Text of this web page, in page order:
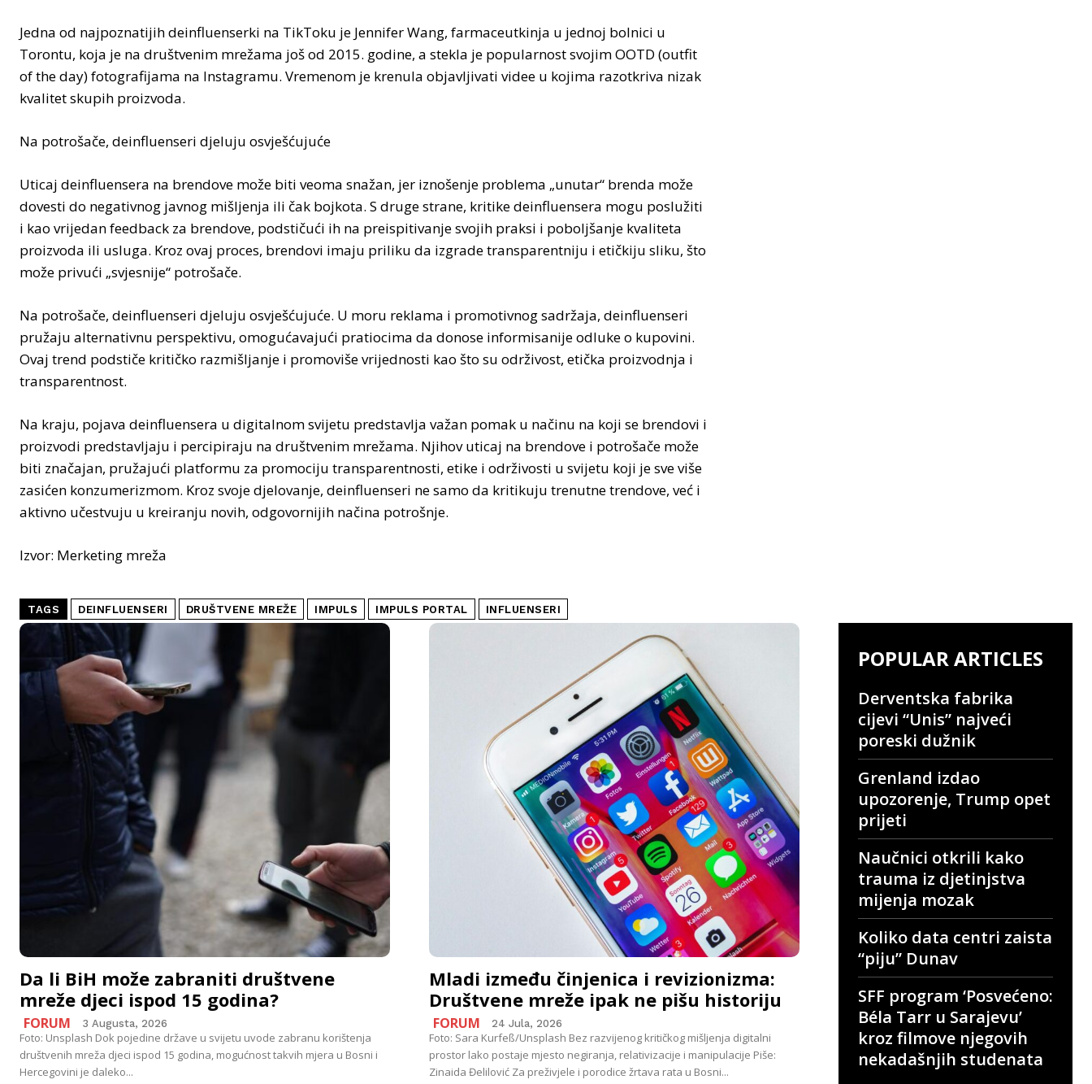
Jedna od najpoznatijih deinfluenserki na TikToku je Jennifer Wang, farmaceutkinja u jednoj bolnici u
Torontu, koja je na društvenim mrežama još od 2015. godine, a stekla je popularnost svojim OOTD (outfit
of the day) fotografijama na Instagramu. Vremenom je krenula objavljivati videe u kojima razotkriva nizak
kvalitet skupih proizvoda.
Na potrošače, deinfluenseri djeluju osvješćujuće
Uticaj deinfluensera na brendove može biti veoma snažan, jer iznošenje problema „unutar“ brenda može
dovesti do negativnog javnog mišljenja ili čak bojkota. S druge strane, kritike deinfluensera mogu poslužiti
i kao vrijedan feedback za brendove, podstičući ih na preispitivanje svojih praksi i poboljšanje kvaliteta
proizvoda ili usluga. Kroz ovaj proces, brendovi imaju priliku da izgrade transparentniju i etičkiju sliku, što
može privući „svjesnije“ potrošače.
Na potrošače, deinfluenseri djeluju osvješćujuće. U moru reklama i promotivnog sadržaja, deinfluenseri
pružaju alternativnu perspektivu, omogućavajući pratiocima da donose informisanije odluke o kupovini.
Ovaj trend podstiče kritičko razmišljanje i promoviše vrijednosti kao što su održivost, etička proizvodnja i
transparentnost.
Na kraju, pojava deinfluensera u digitalnom svijetu predstavlja važan pomak u načinu na koji se brendovi i
proizvodi predstavljaju i percipiraju na društvenim mrežama. Njihov uticaj na brendove i potrošače može
biti značajan, pružajući platformu za promociju transparentnosti, etike i održivosti u svijetu koji je sve više
zasićen konzumerizmom. Kroz svoje djelovanje, deinfluenseri ne samo da kritikuju trenutne trendove, već i
aktivno učestvuju u kreiranju novih, odgovornijih načina potrošnje.
Izvor: Merketing mreža
TAGS DEINFLUENSERI DRUŠTVENE MREŽE IMPULS IMPULS PORTAL INFLUENSERI
Da li BiH može zabraniti društvene
mreže djeci ispod 15 godina?
FORUM 3 Augusta, 2026
Foto: Unsplash Dok pojedine države u svijetu uvode zabranu korištenja
društvenih mreža djeci ispod 15 godina, mogućnost takvih mjera u Bosni i
Hercegovini je daleko...
Mladi između činjenica i revizionizma:
Društvene mreže ipak ne pišu historiju
FORUM 24 Jula, 2026
Foto: Sara Kurfeß/Unsplash Bez razvijenog kritičkog mišljenja digitalni
prostor lako postaje mjesto negiranja, relativizacije i manipulacije Piše:
Zinaida Đelilović Za preživjele i porodice žrtava rata u Bosni...
POPULAR ARTICLES
Derventska fabrika
cijevi “Unis” najveći
poreski dužnik
Grenland izdao
upozorenje, Trump opet
prijeti
Naučnici otkrili kako
trauma iz djetinjstva
mijenja mozak
Koliko data centri zaista
“piju” Dunav
SFF program ‘Posvećeno:
Béla Tarr u Sarajevu’
kroz filmove njegovih
nekadašnjih studenata